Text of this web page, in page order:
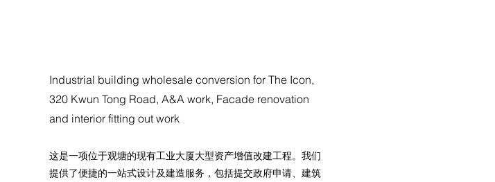
Industrial building wholesale conversion for The Icon,
320 Kwun Tong Road, A&A work, Facade renovation
and interior fitting out work
这是一项位于观塘的现有工业大厦大型资产增值改建工程。我们
提供了便捷的一站式设计及建造服务，包括提交政府申请、建筑